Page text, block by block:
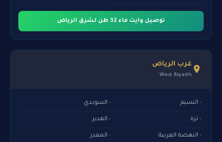
توصيل وايت ماء 32 طن لشرق الرياض
غرب الرياض
West Riyadh
النسيم السويدي
ثرة الغدير
النهضة الغربية المعذر